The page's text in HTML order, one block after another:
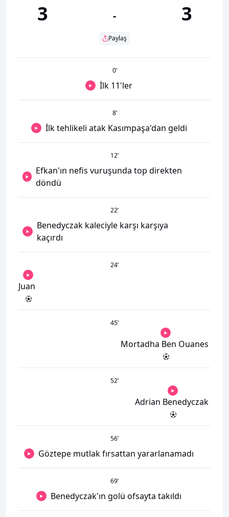
3 -
Paylaş
3
0’
İlk 11'ler
8’
İlk tehlikeli atak Kasımpaşa'dan geldi
12’
Efkan'ın nefis vuruşunda top direkten
döndü
22’
Benedyczak kaleciyle karşı karşıya
kaçırdı
24’
Juan
45’
Mortadha Ben Ouanes
52’
Adrian Benedyczak
56’
Göztepe mutlak fırsattan yararlanamadı
69’
Benedyczak'ın golü ofsayta takıldı